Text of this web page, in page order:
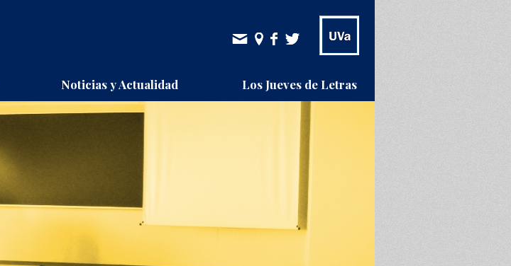
Noticias y Actualidad Los Jueves de Letras